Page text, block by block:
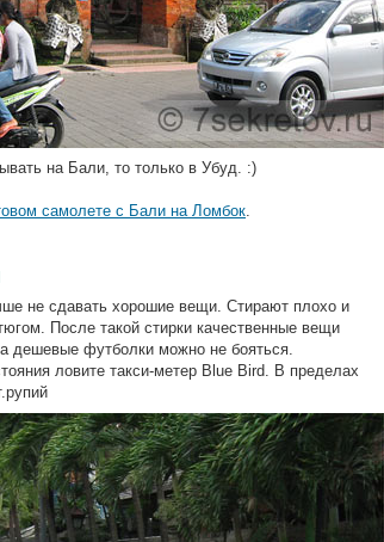
на Бали, то только в Убуд. :)
самолете с Бали на Ломбок.
не сдавать хорошие вещи. Стирают плохо и
После такой стирки качественные вещи
дешевые футболки можно не бояться.
ловите такси-метер Blue Bird. В пределах